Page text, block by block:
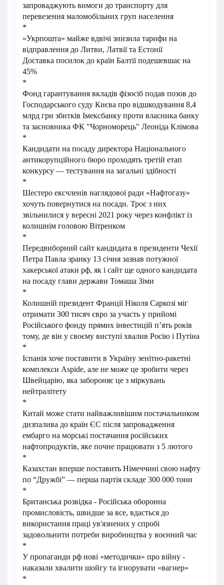
запроваджують вимоги до транспорту для
перевезення маломобільних груп населення
*
«Укрпошта» майже вдвічі знизила тарифи на
відправлення до Литви, Латвії та Естонії
Доставка посилок до країн Балтії подешевшає на
45%
*
Фонд гарантування вкладів фізосіб подав позов до
Господарського суду Києва про відшкодування 8,4
млрд грн збитків Імексбанку проти власника банку
та засновника ФК "Чорноморець" Леоніда Клімова
*
Кандидати на посаду директора Національного
антикорупційного бюро проходять третій етап
конкурсу — тестування на загальні здібності
*
Шестеро ексчленів наглядової ради «Нафтогазу»
хочуть повернутися на посади. Троє з них
звільнилися у вересні 2021 року через конфлікт із
колишнім головою Вітренком
*
Передвиборний сайт кандидата в президенти Чехії
Петра Павла зранку 13 січня зазнав потужної
хакерської атаки рф, як і сайт ще одного кандидата
на посаду глави держави Томаша Зіми
*
Колишній президент Франції Ніколя Саркозі міг
отримати 300 тисяч євро за участь у прийомі
Російського фонду прямих інвестицій п’ять років
тому, де він у своєму виступі хвалив Росію і Путіна
*
Іспанія хоче поставити в Україну зенітно-ракетні
комплекси Aspide, але не може це зробити через
Швейцарію, яка забороняє це з міркувань
нейтралітету
*
Китай може стати найважливішим постачальником
дизпалива до країн ЄС після запровадження
ембарго на морські постачання російських
нафтопродуктів, яке почне працювати з 5 лютого
*
Казахстан вперше поставить Німеччині свою нафту
по “Дружбі” — перша партія складе 300 000 тонн
*
Британська розвідка - Російська оборонна
промисловість, швидше за все, вдасться до
використання праці ув'язнених у спробі
задовольнити потреби виробництва у воєнний час
*
У пропаганди рф нові «методички» про війну -
наказали хвалити шойгу та ігнорувати «вагнер»
*